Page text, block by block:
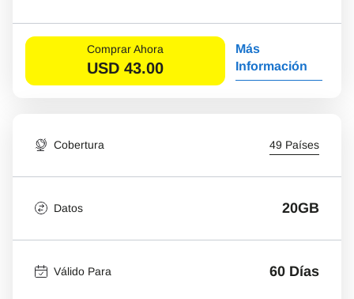
Comprar Ahora
USD 43.00
Más
Información
Cobertura 49 Países
Datos 20GB
Válido Para 60 Días